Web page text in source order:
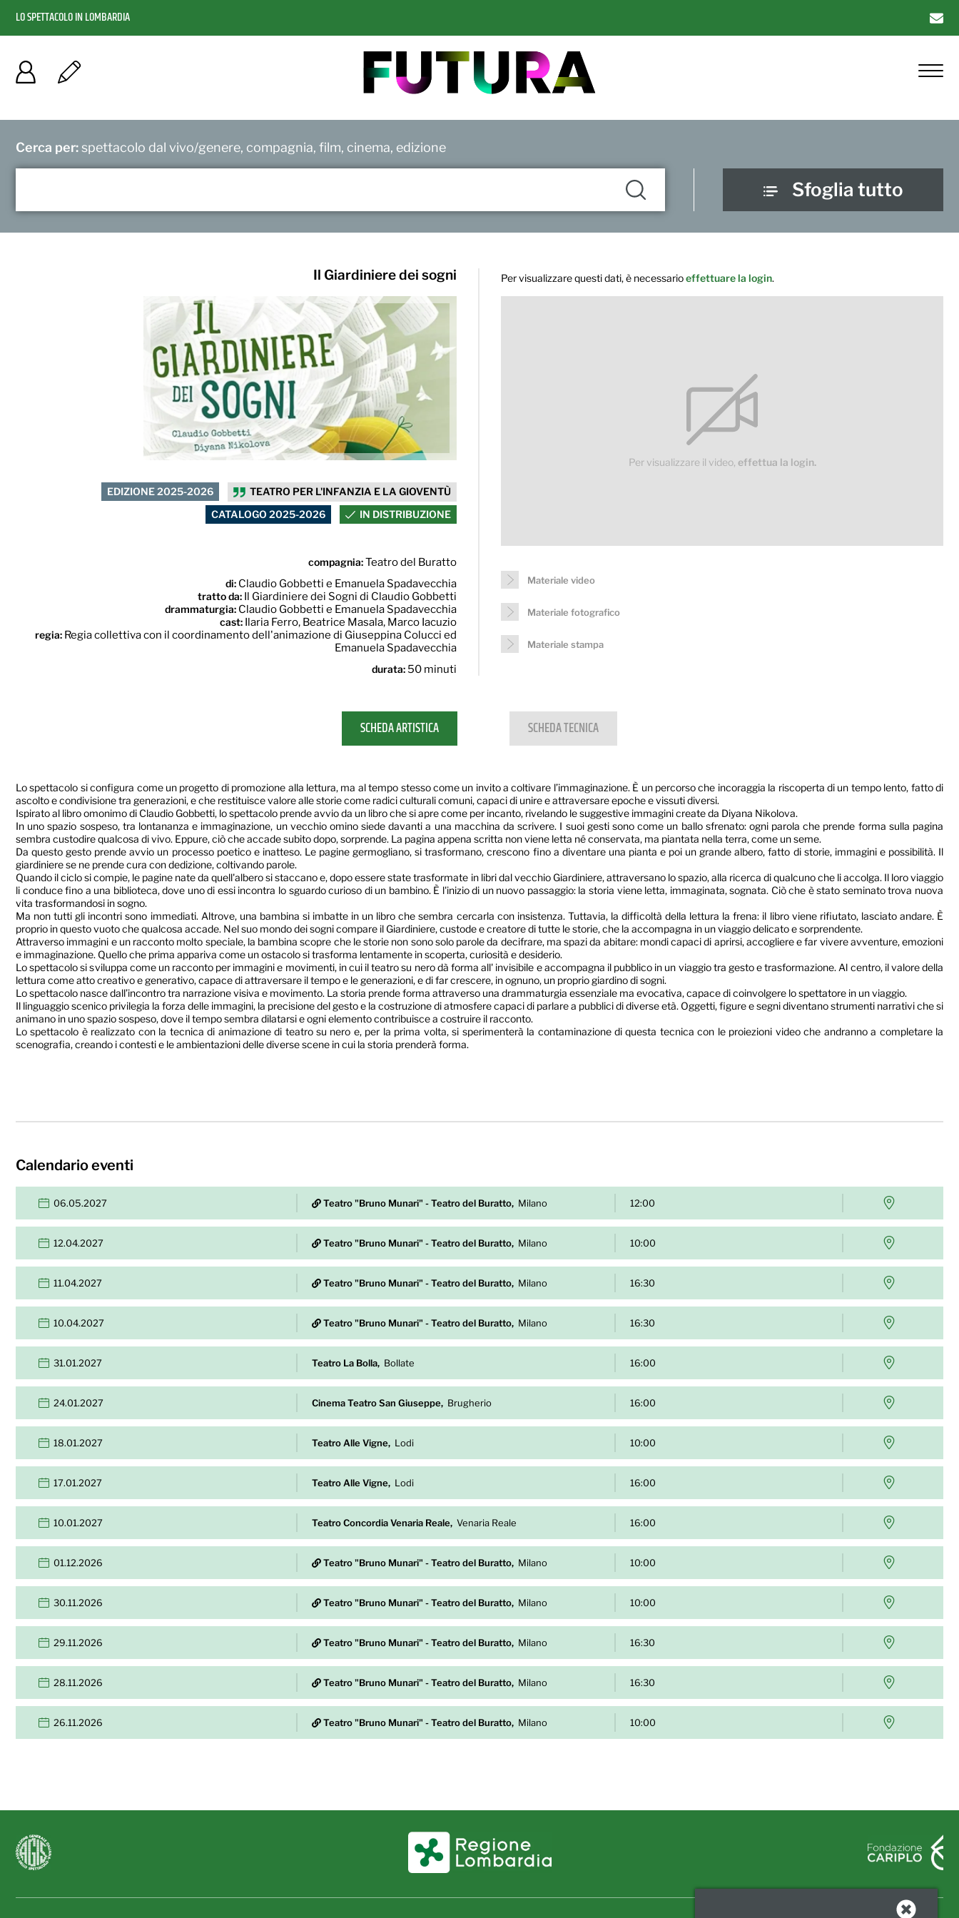
LO SPETTACOLO IN LOMBARDIA
Cerca per:spettacolo dal vivo/genere, compagnia, film, cinema, edizione
Sfoglia tutto
Il Giardiniere dei sogni
EDIZIONE 2025-2026
TEATRO PER L'INFANZIA E LA GIOVENTÙ
CATALOGO 2025-2026
IN DISTRIBUZIONE
compagnia:Teatro del Buratto
di: Claudio Gobbetti e Emanuela Spadavecchia
tratto da: Il Giardiniere dei Sogni di Claudio Gobbetti
drammaturgia: Claudio Gobbetti e Emanuela Spadavecchia
cast: Ilaria Ferro, Beatrice Masala, Marco Iacuzio
regia: Regia collettiva con il coordinamento dell'animazione di Giuseppina Colucci ed
Emanuela Spadavecchia
durata: 50 minuti
Per visualizzare questi dati, è necessarioeffettuare la login.
Per visualizzare il video, effettua la login.
Materiale video
Materiale fotografico
Materiale stampa
SCHEDA ARTISTICA SCHEDA TECNICA
Lo spettacolo si configura come un progetto di promozione alla lettura, ma al tempo stesso come un invito a coltivare l’immaginazione. È un percorso che incoraggia la riscoperta di un tempo lento, fatto di
ascolto e condivisione tra generazioni, e che restituisce valore alle storie come radici culturali comuni, capaci di unire e attraversare epoche e vissuti diversi.
Ispirato al libro omonimo di Claudio Gobbetti, lo spettacolo prende avvio da un libro che si apre come per incanto, rivelando le suggestive immagini create da Diyana Nikolova.
In uno spazio sospeso, tra lontananza e immaginazione, un vecchio omino siede davanti a una macchina da scrivere. I suoi gesti sono come un ballo sfrenato: ogni parola che prende forma sulla pagina
sembra custodire qualcosa di vivo. Eppure, ciò che accade subito dopo, sorprende. La pagina appena scritta non viene letta né conservata, ma piantata nella terra, come un seme.
Da questo gesto prende avvio un processo poetico e inatteso. Le pagine germogliano, si trasformano, crescono fino a diventare una pianta e poi un grande albero, fatto di storie, immagini e possibilità. Il
giardiniere se ne prende cura con dedizione, coltivando parole.
Quando il ciclo si compie, le pagine nate da quell'albero si staccano e, dopo essere state trasformate in libri dal vecchio Giardiniere, attraversano lo spazio, alla ricerca di qualcuno che li accolga. Il loro viaggio
li conduce fino a una biblioteca, dove uno di essi incontra lo sguardo curioso di un bambino. È l'inizio di un nuovo passaggio: la storia viene letta, immaginata, sognata. Ciò che è stato seminato trova nuova
vita trasformandosi in sogno.
Ma non tutti gli incontri sono immediati. Altrove, una bambina si imbatte in un libro che sembra cercarla con insistenza. Tuttavia, la difficoltà della lettura la frena: il libro viene rifiutato, lasciato andare. È
proprio in questo vuoto che qualcosa accade. Nel suo mondo dei sogni compare il Giardiniere, custode e creatore di tutte le storie, che la accompagna in un viaggio delicato e sorprendente.
Attraverso immagini e un racconto molto speciale, la bambina scopre che le storie non sono solo parole da decifrare, ma spazi da abitare: mondi capaci di aprirsi, accogliere e far vivere avventure, emozioni
e immaginazione. Quello che prima appariva come un ostacolo si trasforma lentamente in scoperta, curiosità e desiderio.
Lo spettacolo si sviluppa come un racconto per immagini e movimenti, in cui il teatro su nero dà forma all' invisibile e accompagna il pubblico in un viaggio tra gesto e trasformazione. Al centro, il valore della
lettura come atto creativo e generativo, capace di attraversare il tempo e le generazioni, e di far crescere, in ognuno, un proprio giardino di sogni.
Lo spettacolo nasce dall’incontro tra narrazione visiva e movimento. La storia prende forma attraverso una drammaturgia essenziale ma evocativa, capace di coinvolgere lo spettatore in un viaggio.
Il linguaggio scenico privilegia la forza delle immagini, la precisione del gesto e la costruzione di atmosfere capaci di parlare a pubblici di diverse età. Oggetti, figure e segni diventano strumenti narrativi che si
animano in uno spazio sospeso, dove il tempo sembra dilatarsi e ogni elemento contribuisce a costruire il racconto.
Lo spettacolo è realizzato con la tecnica di animazione di teatro su nero e, per la prima volta, si sperimenterà la contaminazione di questa tecnica con le proiezioni video che andranno a completare la
scenografia, creando i contesti e le ambientazioni delle diverse scene in cui la storia prenderà forma.
Calendario eventi
06.05.2027 Teatro "Bruno Munari" - Teatro del Buratto, Milano 12:00
12.04.2027 Teatro "Bruno Munari" - Teatro del Buratto, Milano 10:00
11.04.2027 Teatro "Bruno Munari" - Teatro del Buratto, Milano 16:30
10.04.2027 Teatro "Bruno Munari" - Teatro del Buratto, Milano 16:30
31.01.2027 Teatro La Bolla, Bollate 16:00
24.01.2027 Cinema Teatro San Giuseppe, Brugherio 16:00
18.01.2027 Teatro Alle Vigne, Lodi 10:00
17.01.2027 Teatro Alle Vigne, Lodi 16:00
10.01.2027 Teatro Concordia Venaria Reale, Venaria Reale 16:00
01.12.2026 Teatro "Bruno Munari" - Teatro del Buratto, Milano 10:00
30.11.2026 Teatro "Bruno Munari" - Teatro del Buratto, Milano 10:00
29.11.2026 Teatro "Bruno Munari" - Teatro del Buratto, Milano 16:30
28.11.2026 Teatro "Bruno Munari" - Teatro del Buratto, Milano 16:30
26.11.2026 Teatro "Bruno Munari" - Teatro del Buratto, Milano 10:00